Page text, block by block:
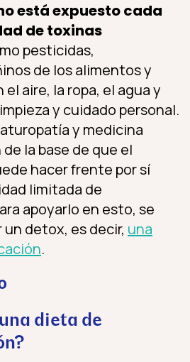
está expuesto cada
de toxinas
pesticidas,
de los alimentos y
aire, la ropa, el agua y
y cuidado personal.
y medicina
la base de que el
hacer frente por sí
limitada de
apoyarlo en esto, se
detox, es decir, una
.
dieta de